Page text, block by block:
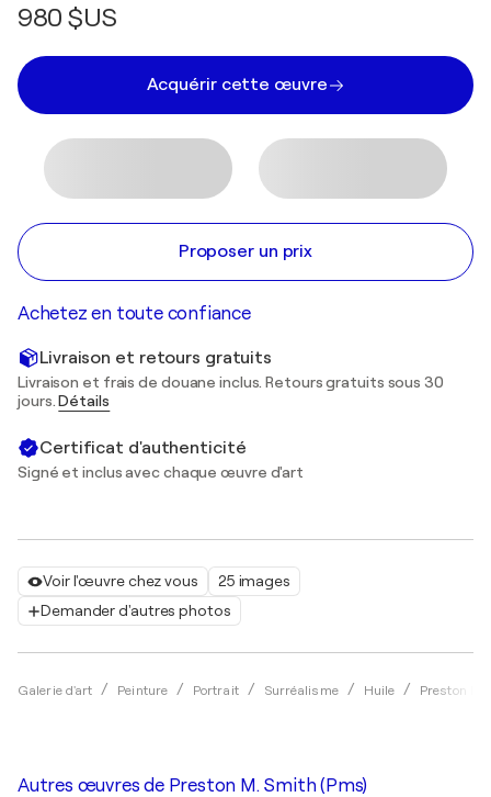
Voir l'œuvre chez vous
25 images
Demander d'autres photos
Galerie d'art Peinture Portrait Surréalisme Huile Preston M.
980 $US
Acquérir cette œuvre
Proposer un prix
Achetez en toute confiance
Livraison et retours gratuits
Livraison et frais de douane inclus. Retours gratuits sous 30
jours.Détails
Certificat d'authenticité
Signé et inclus avec chaque œuvre d'art
Autres œuvres de Preston M. Smith (Pms)